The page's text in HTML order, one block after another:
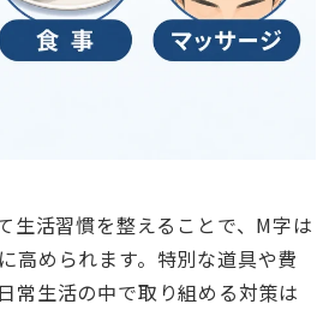
生活習慣を整えることで、M字は
高められます。特別な道具や費
常生活の中で取り組める対策は